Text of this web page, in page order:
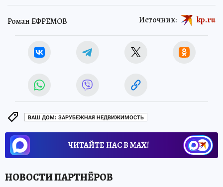
Роман ЕФРЕМОВ Источник: kp.ru
ВАШ ДОМ: ЗАРУБЕЖНАЯ НЕДВИЖИМОСТЬ
ЧИТАЙТЕ НАС В МАХ!